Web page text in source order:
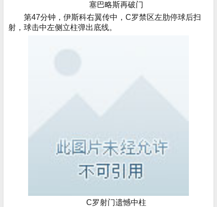
塞巴略斯再破门
第47分钟，伊斯科右翼传中，C罗禁区左肋停球后扫
射，球击中左侧立柱弹出底线。
C罗射门遗憾中柱